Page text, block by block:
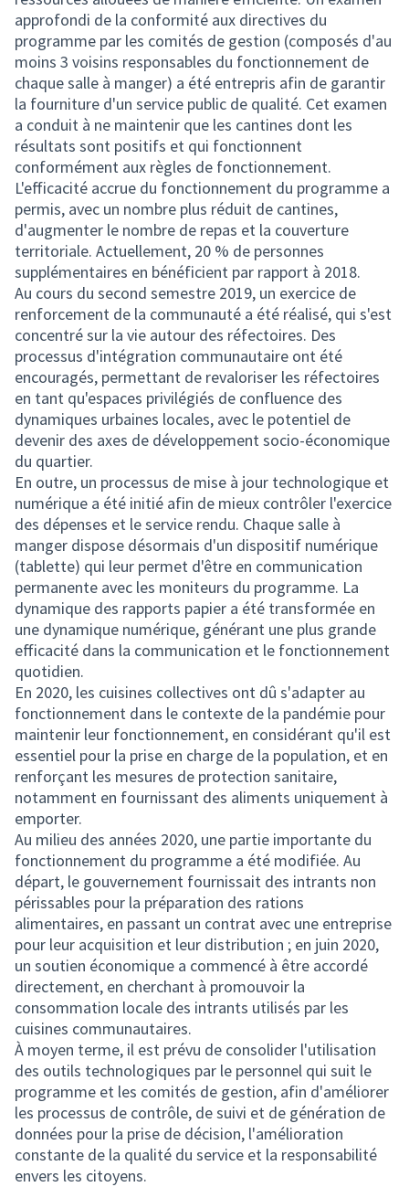
approfondi de la conformité aux directives du
programme par les comités de gestion (composés d'au
moins 3 voisins responsables du fonctionnement de
chaque salle à manger) a été entrepris afin de garantir
la fourniture d'un service public de qualité. Cet examen
a conduit à ne maintenir que les cantines dont les
résultats sont positifs et qui fonctionnent
conformément aux règles de fonctionnement.
L'efficacité accrue du fonctionnement du programme a
permis, avec un nombre plus réduit de cantines,
d'augmenter le nombre de repas et la couverture
territoriale. Actuellement, 20 % de personnes
supplémentaires en bénéficient par rapport à 2018.
Au cours du second semestre 2019, un exercice de
renforcement de la communauté a été réalisé, qui s'est
concentré sur la vie autour des réfectoires. Des
processus d'intégration communautaire ont été
encouragés, permettant de revaloriser les réfectoires
en tant qu'espaces privilégiés de confluence des
dynamiques urbaines locales, avec le potentiel de
devenir des axes de développement socio-économique
du quartier.
En outre, un processus de mise à jour technologique et
numérique a été initié afin de mieux contrôler l'exercice
des dépenses et le service rendu. Chaque salle à
manger dispose désormais d'un dispositif numérique
(tablette) qui leur permet d'être en communication
permanente avec les moniteurs du programme. La
dynamique des rapports papier a été transformée en
une dynamique numérique, générant une plus grande
efficacité dans la communication et le fonctionnement
quotidien.
En 2020, les cuisines collectives ont dû s'adapter au
fonctionnement dans le contexte de la pandémie pour
maintenir leur fonctionnement, en considérant qu'il est
essentiel pour la prise en charge de la population, et en
renforçant les mesures de protection sanitaire,
notamment en fournissant des aliments uniquement à
emporter.
Au milieu des années 2020, une partie importante du
fonctionnement du programme a été modifiée. Au
départ, le gouvernement fournissait des intrants non
périssables pour la préparation des rations
alimentaires, en passant un contrat avec une entreprise
pour leur acquisition et leur distribution ; en juin 2020,
un soutien économique a commencé à être accordé
directement, en cherchant à promouvoir la
consommation locale des intrants utilisés par les
cuisines communautaires.
À moyen terme, il est prévu de consolider l'utilisation
des outils technologiques par le personnel qui suit le
programme et les comités de gestion, afin d'améliorer
les processus de contrôle, de suivi et de génération de
données pour la prise de décision, l'amélioration
constante de la qualité du service et la responsabilité
envers les citoyens.